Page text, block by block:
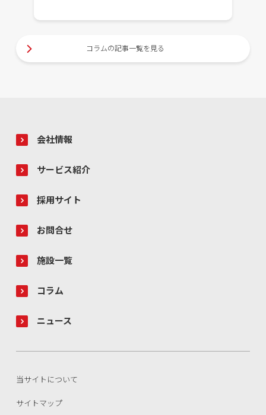
コラムの記事一覧を見る
会社情報
サービス紹介
採用サイト
お問合せ
施設一覧
コラム
ニュース
当サイトについて
サイトマップ